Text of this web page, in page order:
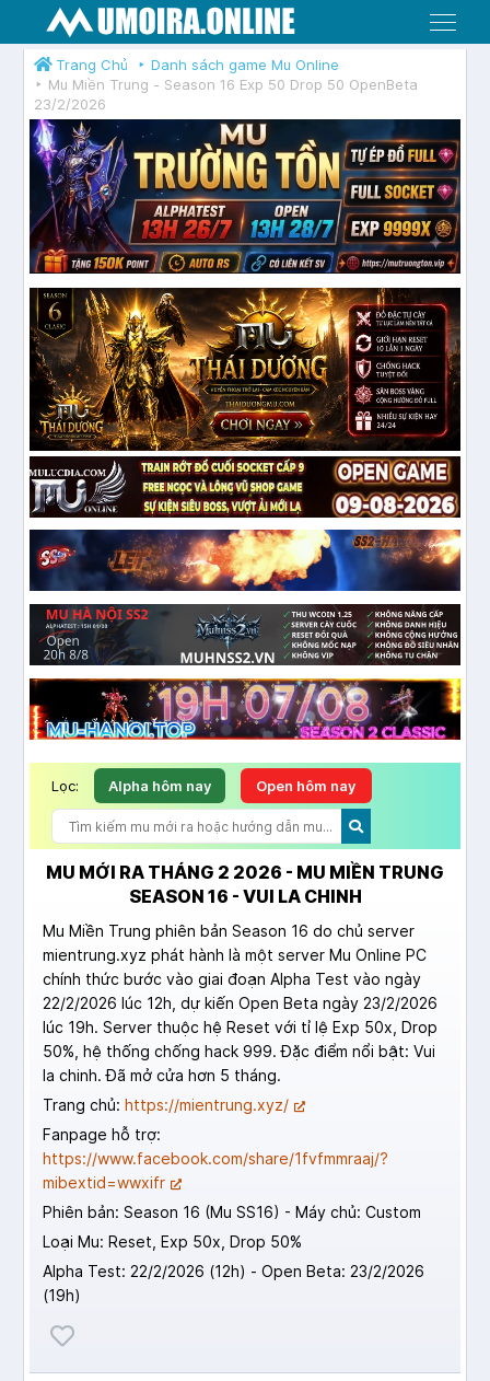
Menu
Trang Chủ
Danh sách game Mu Online
Mu Miền Trung - Season 16 Exp 50 Drop 50 OpenBeta
23/2/2026
Lọc: Alpha hôm nay Open hôm nay
MU MỚI RA THÁNG 2 2026 - MU MIỀN TRUNG
SEASON 16 - VUI LA CHINH
Mu Miền Trung phiên bản Season 16 do chủ server
mientrung.xyz phát hành là một server Mu Online PC
chính thức bước vào giai đoạn Alpha Test vào ngày
22/2/2026 lúc 12h, dự kiến Open Beta ngày 23/2/2026
lúc 19h. Server thuộc hệ Reset với tỉ lệ Exp 50x, Drop
50%, hệ thống chống hack 999. Đặc điểm nổi bật: Vui
la chinh. Đã mở cửa hơn 5 tháng.
Trang chủ: https://mientrung.xyz/
Fanpage hỗ trợ:
https://www.facebook.com/share/1fvfmmraaj/?
mibextid=wwxifr
Phiên bản: Season 16 (Mu SS16) - Máy chủ: Custom
Loại Mu: Reset, Exp 50x, Drop 50%
Alpha Test: 22/2/2026 (12h) - Open Beta: 23/2/2026
(19h)